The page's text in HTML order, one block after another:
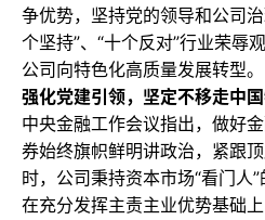
争优势，坚持党的领导和公司
个坚持”、“十个反对”行业荣辱
公司向特色化高质量发展转型。
强化党建引领，坚定不移走中
中央金融工作会议指出，做好
券始终旗帜鲜明讲政治，紧跟
时，公司秉持资本市场“看门人
在充分发挥主责主业优势基础